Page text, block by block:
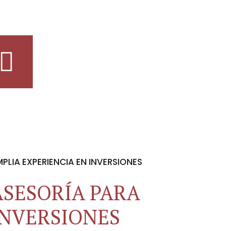
EXPERIENCIA EN INVERSIONES
PARA